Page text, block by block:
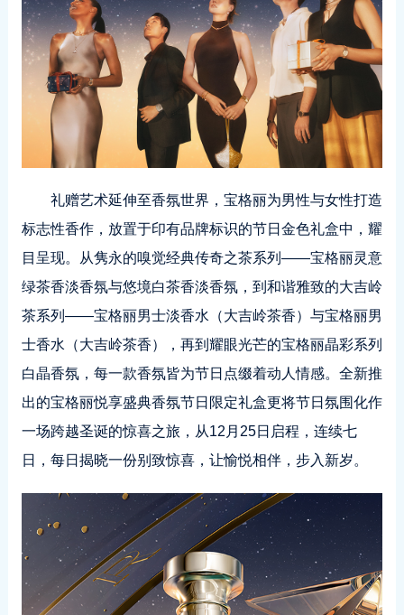
礼赠艺术延伸至香氛世界，宝格丽为男性与女性打造
标志性香作，放置于印有品牌标识的节日金色礼盒中，耀
目呈现。从隽永的嗅觉经典传奇之茶系列——宝格丽灵意
绿茶香淡香氛与悠境白茶香淡香氛，到和谐雅致的大吉岭
茶系列——宝格丽男士淡香水（大吉岭茶香）与宝格丽男
士香水（大吉岭茶香），再到耀眼光芒的宝格丽晶彩系列
白晶香氛，每一款香氛皆为节日点缀着动人情感。全新推
出的宝格丽悦享盛典香氛节日限定礼盒更将节日氛围化作
一场跨越圣诞的惊喜之旅，从12月25日启程，连续七
日，每日揭晓一份别致惊喜，让愉悦相伴，步入新岁。